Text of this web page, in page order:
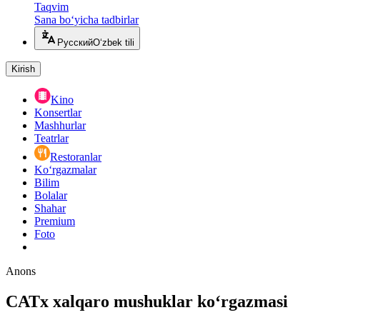
Taqvim
Sana bo‘yicha tadbirlar
РусскийO‘zbek tili
Kirish
Kino
Konsertlar
Mashhurlar
Teatrlar
Restoranlar
Ko‘rgazmalar
Bilim
Bolalar
Shahar
Premium
Foto
Anons
CATx xalqaro mushuklar koʻrgazmasi